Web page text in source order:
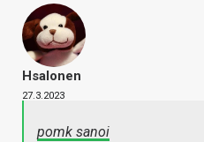
Hsalonen
27.3.2023
pomk sanoi